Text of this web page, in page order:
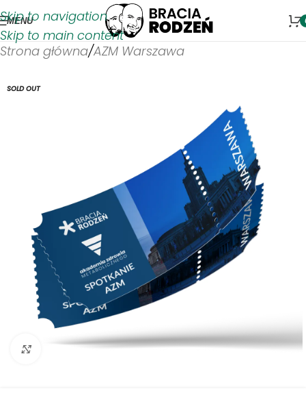
Skip to navigation
Skip to main content
MENU
Strona główna/AZM Warszawa
SOLD OUT
Kliknij aby powiększyć